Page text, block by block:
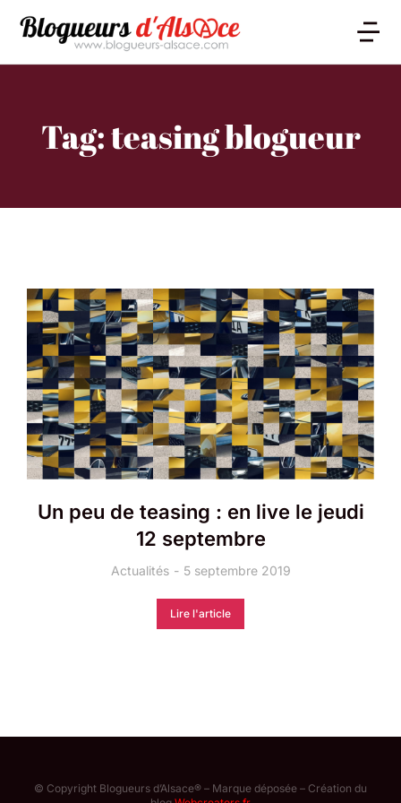
Tag: teasing blogueur
Un peu de teasing : en live le jeudi
12 septembre
Actualités 5 septembre 2019
Lire l'article
© Copyright Blogueurs d’Alsace® – Marque déposée – Création du